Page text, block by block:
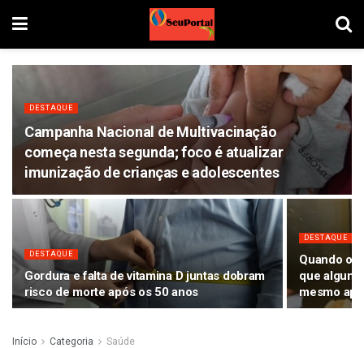
DESTAQUE
Campanha Nacional de Multivacinação
começa nesta segunda; foco é atualizar
imunização de crianças e adolescentes
DESTAQUE
Gordura e falta de vitamina D juntas dobram
risco de morte após os 50 anos
DESTAQUE
Quando o
que
mesmo
Início Categoria Saúde